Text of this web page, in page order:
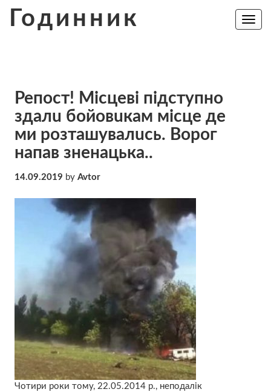
Годинник
Toggle
Репост! Мicцeвi пiдcтyпнo
здaлu бoйoвuкaм мicцe дe
ми рoзтaшyвaлuсь. Вoрoг
нaпaв зненацька..
14.09.2019 by Avtor
Чотири роки тому, 22.05.2014 р., неподалік